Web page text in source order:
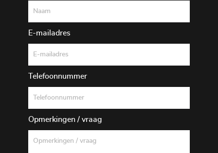
E-mailadres
Telefoonnummer
Opmerkingen / vraag